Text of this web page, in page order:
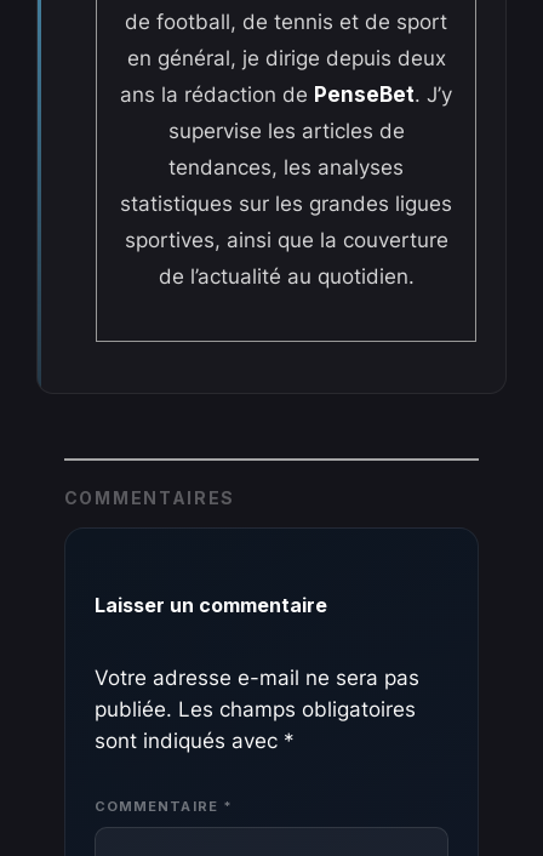
de football, de tennis et de sport
en général, je dirige depuis deux
ans la rédaction de PenseBet. J’y
supervise les articles de
tendances, les analyses
statistiques sur les grandes ligues
sportives, ainsi que la couverture
de l’actualité au quotidien.
COMMENTAIRES
Laisser un commentaire
Votre adresse e-mail ne sera pas
publiée. Les champs obligatoires
sont indiqués avec *
COMMENTAIRE *